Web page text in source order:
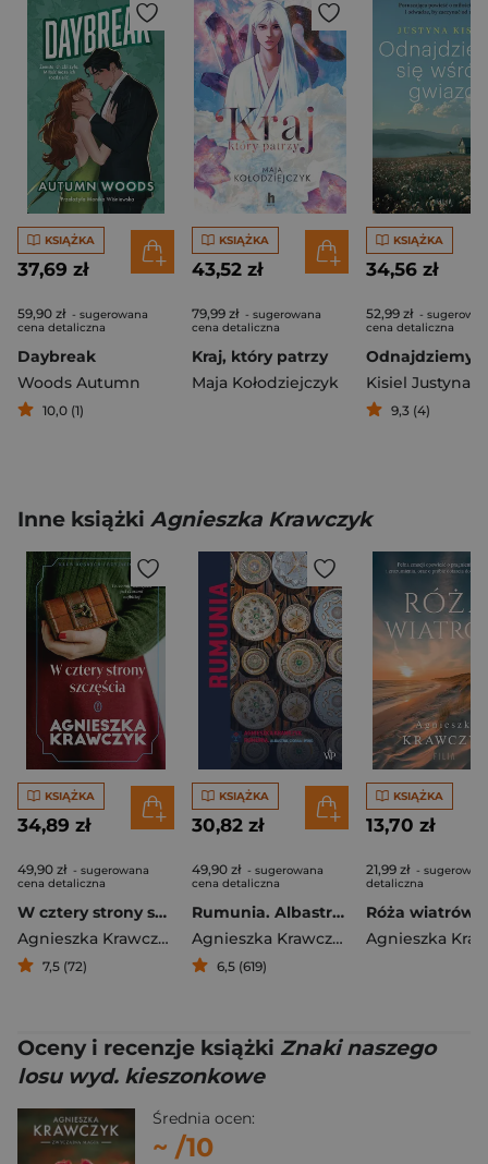
KSIĄŻKA
37,69 zł
59,90 zł - sugerowana
cena detaliczna
Daybreak
Woods Autumn
10,0 (1)
KSIĄŻKA
43,52 zł
79,99 zł - sugerowana
cena detaliczna
Kraj, który patrzy
Maja Kołodziejczyk
KSIĄŻKA
34,56 zł
52,99 zł -
cena detaliczna
Kisiel Justyna
9,3 (4)
Inne książki Agnieszka Krawczyk
KSIĄŻKA
34,89 zł
49,90 zł - sugerowana
cena detaliczna
W cztery strony szczęścia
Agnieszka Krawczyk
7,5 (72)
KSIĄŻKA
30,82 zł
49,90 zł - sugerowana
cena detaliczna
Rumunia. Albastru, ciorba i wino
Agnieszka Krawczyk
6,5 (619)
KSIĄŻKA
13,70 zł
21,99 zł -
detaliczna
Oceny i recenzje książki Znaki naszego
losu wyd. kieszonkowe
Średnia ocen:
~ /10